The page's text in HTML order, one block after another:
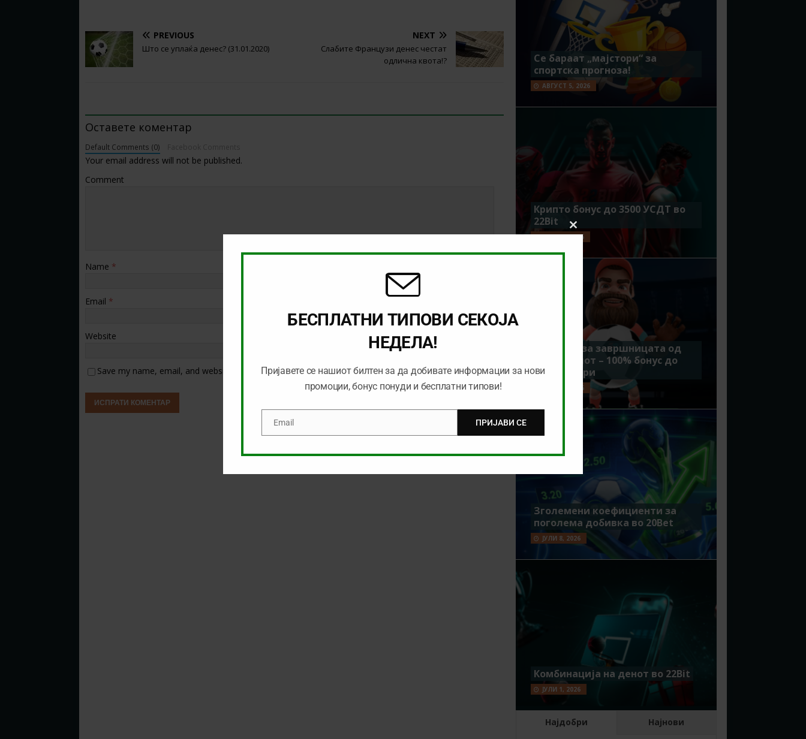
PREVIOUS
Што се уплаќа денес? (31.01.2020)
NEXT
Слабите Французи денес честат
одлична квота!?
Оставете коментар
Default Comments (0)
Your email address will not be published.
Comment
Name *
Email *
Website
Save my name, email, and website in this browser for the next time I comment.
Се бараат „мајстори“ за
спортска прогноза!
АВГУСТ 5, 2026
Крипто бонус до 3500 УСДТ во
22Bit
ЈУЛИ 29, 2026
Идеално за завршницата од
Мундијалот – 100% бонус до
7500 денари
ЈУЛИ 15, 2026
Зголемени коефициенти за
поголема добивка во 20Bet
ЈУЛИ 8, 2026
Комбинација на денот во 22Bit
ЈУЛИ 1, 2026
Најдобри Најнови
Close
this
БЕСПЛАТНИ ТИПОВИ СЕКОЈА
НЕДЕЛА!
Пријавете се нашиот билтен за да добивате информации за нови
промоции, бонус понуди и бесплатни типови!
EmailEmail ПРИЈАВИ СЕ